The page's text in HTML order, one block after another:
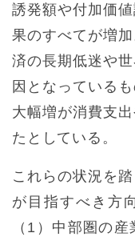
誘発額や付加価
果のすべてが増
済の長期低迷や
因となっている
大幅増が消費支
たとしている。
これらの状況を
が目指すべき方
（1）中部圏の